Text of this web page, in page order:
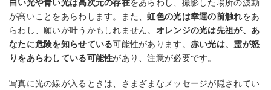
白い光や青い光は高次元の存在をあらわし、撮影した場所の波動
が高いことをあらわします。また、虹色の光は幸運の前触れをあ
らわし、願いが叶うかもしれません。 オレンジの光は先祖が、あ
なたに危険を知らせている可能性があります。 赤い光は、霊が怒
りをあらわしている可能性があり、注意が必要です。
写真に光の線が入るときは、さまざまなメッセージが隠されてい